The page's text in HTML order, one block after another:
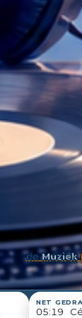
de Muziek
NET
05:19